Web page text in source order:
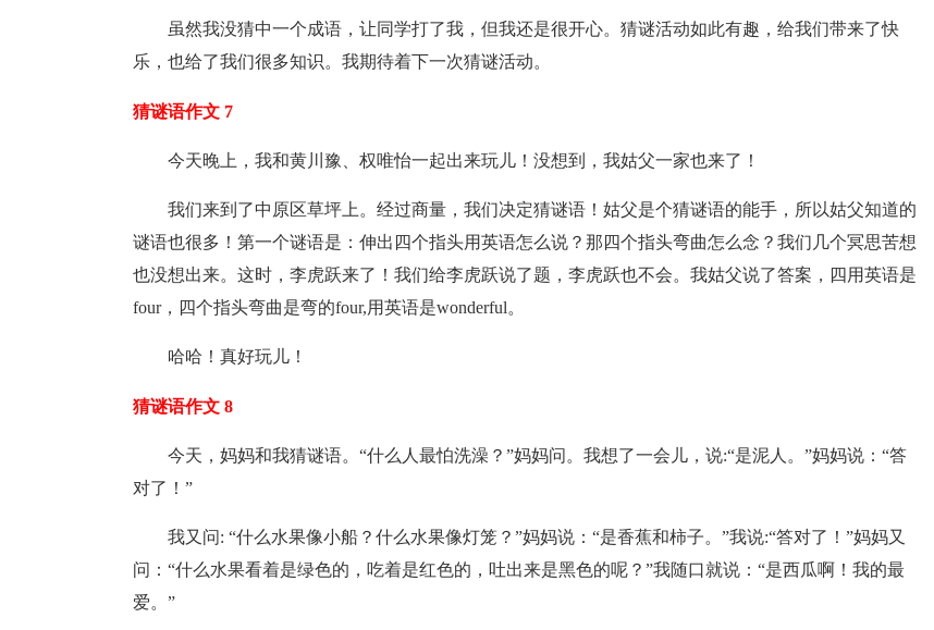
虽然我没猜中一个成语，让同学打了我，但我还是很开心。猜谜活动如此有趣，给我们带来了快
乐，也给了我们很多知识。我期待着下一次猜谜活动。
猜谜语作文 7
今天晚上，我和黄川豫、权唯怡一起出来玩儿！没想到，我姑父一家也来了！
我们来到了中原区草坪上。经过商量，我们决定猜谜语！姑父是个猜谜语的能手，所以姑父知道的
谜语也很多！第一个谜语是：伸出四个指头用英语怎么说？那四个指头弯曲怎么念？我们几个冥思苦想
也没想出来。这时，李虎跃来了！我们给李虎跃说了题，李虎跃也不会。我姑父说了答案，四用英语是
four，四个指头弯曲是弯的four,用英语是wonderful。
哈哈！真好玩儿！
猜谜语作文 8
今天，妈妈和我猜谜语。“什么人最怕洗澡？”妈妈问。我想了一会儿，说:“是泥人。”妈妈说：“答
对了！”
我又问: “什么水果像小船？什么水果像灯笼？”妈妈说：“是香蕉和柿子。”我说:“答对了！”妈妈又
问：“什么水果看着是绿色的，吃着是红色的，吐出来是黑色的呢？”我随口就说：“是西瓜啊！我的最
爱。”